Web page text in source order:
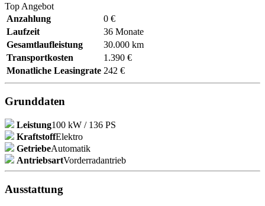
Top Angebot
Anzahlung
0 €
Laufzeit
36 Monate
Gesamtlaufleistung
30.000 km
Transportkosten
1.390 €
Monatliche Leasingrate 242 €
Grunddaten
Leistung100 kW / 136 PS
KraftstoffElektro
GetriebeAutomatik
AntriebsartVorderradantrieb
Ausstattung